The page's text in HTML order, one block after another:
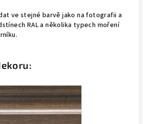
ve stejné barvě jako na fotografii a
RAL a několika typech moření